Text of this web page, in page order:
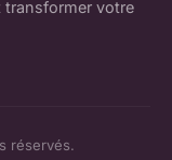
transformer votre
réservés.